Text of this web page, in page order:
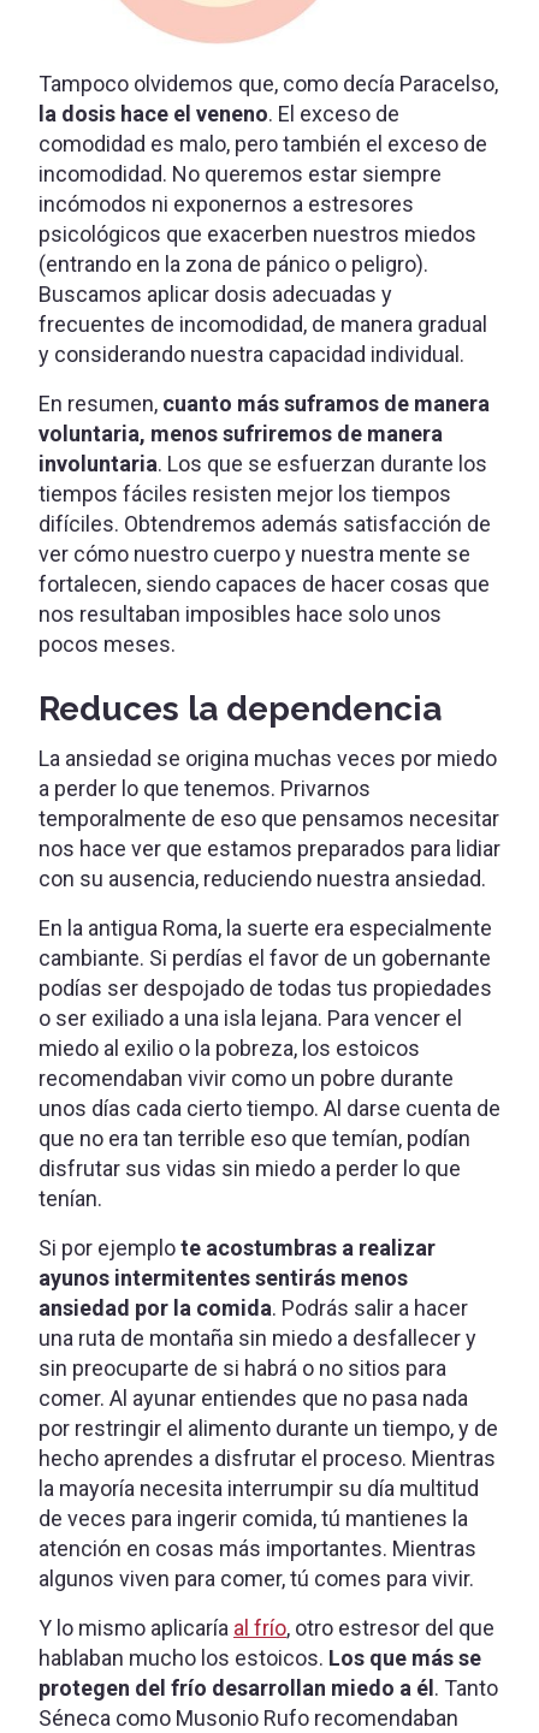
Tampoco olvidemos que, como decía Paracelso,
la dosis hace el veneno. El exceso de
comodidad es malo, pero también el exceso de
incomodidad. No queremos estar siempre
incómodos ni exponernos a estresores
psicológicos que exacerben nuestros miedos
(entrando en la zona de pánico o peligro).
Buscamos aplicar dosis adecuadas y
frecuentes de incomodidad, de manera gradual
y considerando nuestra capacidad individual.
En resumen, cuanto más suframos de manera
voluntaria, menos sufriremos de manera
involuntaria. Los que se esfuerzan durante los
tiempos fáciles resisten mejor los tiempos
difíciles. Obtendremos además satisfacción de
ver cómo nuestro cuerpo y nuestra mente se
fortalecen, siendo capaces de hacer cosas que
nos resultaban imposibles hace solo unos
pocos meses.
Reduces la dependencia
La ansiedad se origina muchas veces por miedo
a perder lo que tenemos. Privarnos
temporalmente de eso que pensamos necesitar
nos hace ver que estamos preparados para lidiar
con su ausencia, reduciendo nuestra ansiedad.
En la antigua Roma, la suerte era especialmente
cambiante. Si perdías el favor de un gobernante
podías ser despojado de todas tus propiedades
o ser exiliado a una isla lejana. Para vencer el
miedo al exilio o la pobreza, los estoicos
recomendaban vivir como un pobre durante
unos días cada cierto tiempo. Al darse cuenta de
que no era tan terrible eso que temían, podían
disfrutar sus vidas sin miedo a perder lo que
tenían.
Si por ejemplote acostumbras a realizar
ayunos intermitentes sentirás menos
ansiedad por la comida. Podrás salir a hacer
una ruta de montaña sin miedo a desfallecer y
sin preocuparte de si habrá o no sitios para
comer. Al ayunar entiendes que no pasa nada
por restringir el alimento durante un tiempo, y de
hecho aprendes a disfrutar el proceso. Mientras
la mayoría necesita interrumpir su día multitud
de veces para ingerir comida, tú mantienes la
atención en cosas más importantes. Mientras
algunos viven para comer, tú comes para vivir.
Y lo mismo aplicaría al frío, otro estresor del que
hablaban mucho los estoicos. Los que más se
protegen del frío desarrollan miedo a él . Tanto
Séneca como Musonio Rufo recomendaban